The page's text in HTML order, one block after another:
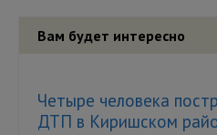
Вам будет интересно
Четыре человека
ДТП в Киришском